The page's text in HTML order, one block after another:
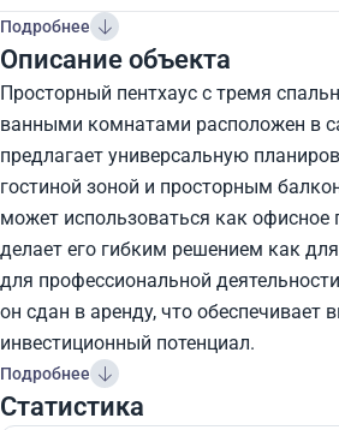
Подробнее
Описание объекта
Просторный пентхаус с тремя
ванными комнатами расположен в
предлагает универсальную
гостиной зоной и просторным
может использоваться как офисное
делает его гибким решением как
для профессиональной
он сдан в аренду, что обеспечивает
инвестиционный потенциал.
Подробнее
Статистика